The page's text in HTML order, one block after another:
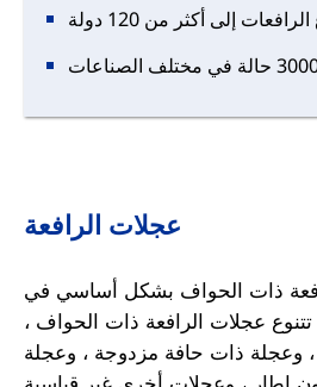
إلى أكثر من 120 دولة
عجلات الرافعة
ذات الحواف بشكل أساسي في
تتنوع عجلات الرافعة ذات الحواف ،
وعجلة ذات حافة مزدوجة ، وعجلة